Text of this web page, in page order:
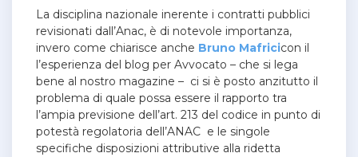
La disciplina nazionale inerente i contratti pubblici
revisionati dall’Anac, è di notevole importanza,
invero come chiarisce anche Bruno Mafricicon il
l’esperienza del blog per Avvocato – che si lega
bene al nostro magazine – ci si è posto anzitutto il
problema di quale possa essere il rapporto tra
l’ampia previsione dell’art. 213 del codice in punto di
potestà regolatoria dell’ANAC e le singole
specifiche disposizioni attributive alla ridetta